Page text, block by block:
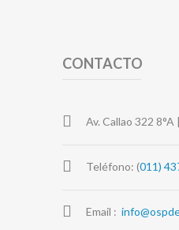
CONTACTO
Av. Callao 322 8°A
Teléfono: (011)
Email :